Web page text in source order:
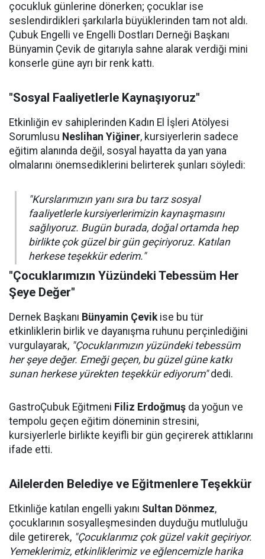
çocukluk günlerine dönerken; çocuklar ise
seslendirdikleri şarkılarla büyüklerinden tam not aldı.
Çubuk Engelli ve Engelli Dostları Derneği Başkanı
Bünyamin Çevik de gitarıyla sahne alarak verdiği mini
konserle güne ayrı bir renk kattı.
"Sosyal Faaliyetlerle Kaynaşıyoruz"
Etkinliğin ev sahiplerinden Kadın El İşleri Atölyesi
Sorumlusu Neslihan Yiğiner, kursiyerlerin sadece
eğitim alanında değil, sosyal hayatta da yan yana
olmalarını önemsediklerini belirterek şunları söyledi:
"Kurslarımızın yanı sıra bu tarz sosyal
faaliyetlerle kursiyerlerimizin kaynaşmasını
sağlıyoruz. Bugün burada, doğal ortamda hep
birlikte çok güzel bir gün geçiriyoruz. Katılan
herkese teşekkür ederim."
"Çocuklarımızın Yüzündeki Tebessüm Her
Şeye Değer"
Dernek Başkanı Bünyamin Çevikise bu tür
etkinliklerin birlik ve dayanışma ruhunu perçinlediğini
vurgulayarak, "Çocuklarımızın yüzündeki tebessüm
her şeye değer. Emeği geçen, bu güzel güne katkı
sunan herkese yürekten teşekkür ediyorum"dedi.
GastroÇubuk Eğitmeni Filiz Erdoğmuş da yoğun ve
tempolu geçen eğitim döneminin stresini,
kursiyerlerle birlikte keyifli bir gün geçirerek attıklarını
ifade etti.
Ailelerden Belediye ve Eğitmenlere Teşekkür
Etkinliğe katılan engelli yakını Sultan Dönmez,
çocuklarının sosyalleşmesinden duyduğu mutluluğu
dile getirerek, "Çocuklarımız çok güzel vakit geçiriyor.
Yemeklerimiz, etkinliklerimiz ve eğlencemizle harika